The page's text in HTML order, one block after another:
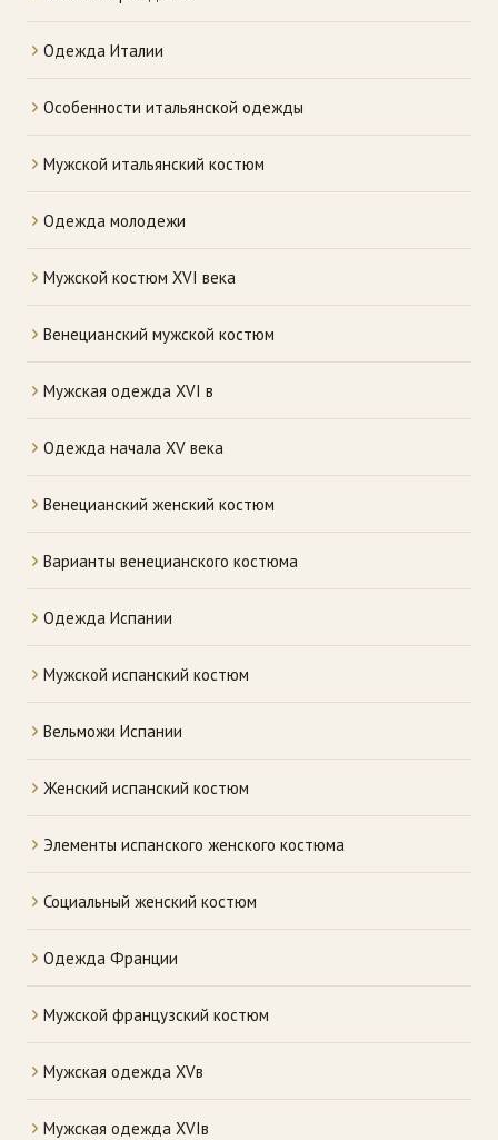
Одежда Италии
Особенности итальянской одежды
Мужской итальянский костюм
Одежда молодежи
Мужской костюм XVI века
Венецианский мужской костюм
Мужская одежда XVI в
Одежда начала XV века
Венецианский женский костюм
Варианты венецианского костюма
Одежда Испании
Мужской испанский костюм
Вельможи Испании
Женский испанский костюм
Элементы испанского женского костюма
Социальный женский костюм
Одежда Франции
Мужской французский костюм
Мужская одежда XVв
Мужская одежда XVIв